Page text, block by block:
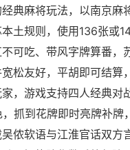
典麻将玩法，以南京麻
土规则，使用136张或
可吃、带风字牌算番，
松友好，平胡即可结算
，游戏支持四人经典对
抓到花牌即时亮牌补
侬软语与江淮官话双方